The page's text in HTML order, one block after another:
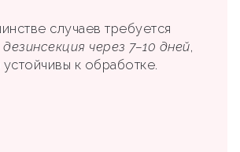
случаев требуется
через 7–10 дней,
устойчивы к обработке.